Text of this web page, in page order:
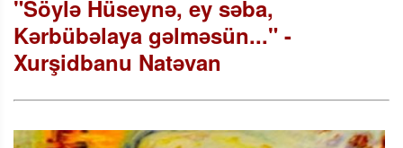
"Söylə Hüseynə, ey səba,
Kərbübəlaya gəlməsün..." -
Xurşidbanu Natəvan